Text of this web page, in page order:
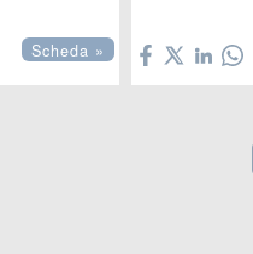
Scheda »